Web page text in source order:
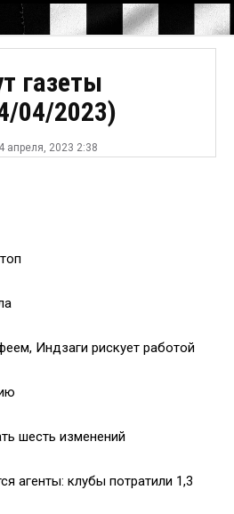
газеты
04/2023)
4 апреля, 2023 2:38
Индзаги рискует работой
шесть изменений
агенты: клубы потратили 1,3